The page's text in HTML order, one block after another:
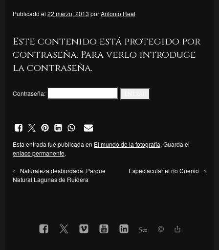
Publicado el 22 marzo, 2013 porAntonio Real
Este contenido está protegido por
contraseña. Para verlo introduce
la contraseña.
Contraseña:
Esta entrada fue publicada en El mundo de la fotografía. Guarda el
enlace permanente.
← Naturaleza desbordada. Parque
Natural Lagunas de Ruidera
Espectacular el río Cuervo →
5∞